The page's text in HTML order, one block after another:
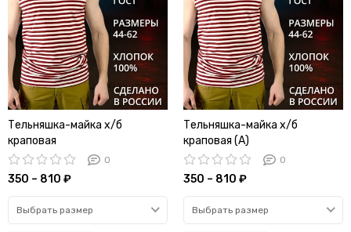
Тельняшка-майка х/б
краповая
0
350 – 810 ₽
Выбрать размер
Тельняшка-майка х/б
краповая (А)
0
350 – 810 ₽
Выбрать размер